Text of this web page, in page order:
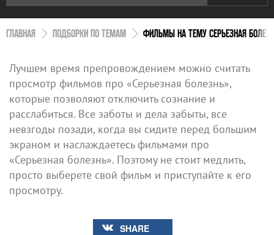
ГЛАВНАЯ ПОДБОРКИ ПО ТЕМАМ ФИЛЬМЫ НА ТЕМУ СЕРЬЕЗНАЯ
Лучшем время препровождением можно считать
просмотр фильмов про «Серьезная болезнь»,
которые позволяют отключить сознание и
расслабиться. Все заботы и дела забыты, все
невзгоды позади, когда вы сидите перед большим
экраном и наслаждаетесь фильмами про
«Серьезная болезнь». Поэтому не стоит медлить,
просто выберете свой фильм и приступайте к его
просмотру.
SHARE